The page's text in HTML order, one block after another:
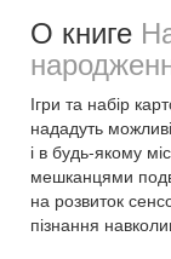
О книге
Ігри та набір
нададуть
і в будь-якому
мешканцями
на розвиток
пізнання